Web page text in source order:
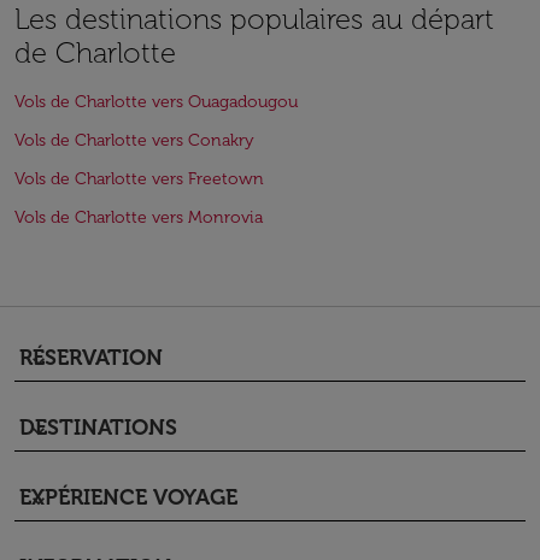
Les destinations populaires au départ
de Charlotte
Vols de Charlotte vers Ouagadougou
Vols de Charlotte vers Conakry
Vols de Charlotte vers Freetown
Vols de Charlotte vers Monrovia
RÉSERVATION
keyboard_arrow_down
DESTINATIONS
keyboard_arrow_down
EXPÉRIENCE VOYAGE
keyboard_arrow_down